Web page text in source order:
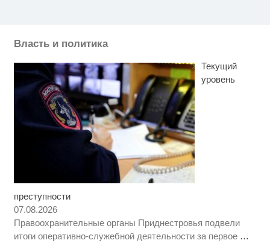
Власть и политика
Текущий
уровень
преступности
07.08.2026
Правоохранительные органы Приднестровья подвели
итоги оперативно-служебной деятельности за первое …
Скрытая камера на пляже
Какие товары пропадут из
магазинов с 1 августа 2026 года